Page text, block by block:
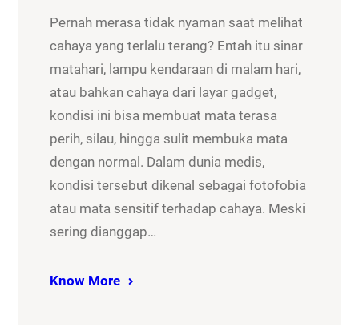
Pernah merasa tidak nyaman saat melihat
cahaya yang terlalu terang? Entah itu sinar
matahari, lampu kendaraan di malam hari,
atau bahkan cahaya dari layar gadget,
kondisi ini bisa membuat mata terasa
perih, silau, hingga sulit membuka mata
dengan normal. Dalam dunia medis,
kondisi tersebut dikenal sebagai fotofobia
atau mata sensitif terhadap cahaya. Meski
sering dianggap…
Know More